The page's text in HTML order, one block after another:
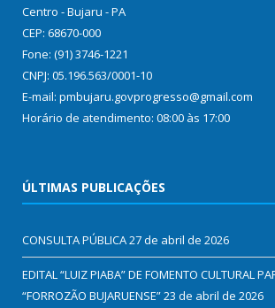
Centro - Bujaru - PA
CEP: 68670-000
Fone: (91) 3746-1221
CNPJ: 05.196.563/0001-10
E-mail: pmbujaru.govprogresso@gmail.com
Horário de atendimento: 08:00 às 17:00
ÚLTIMAS PUBLICAÇÕES
CONSULTA PÚBLICA27 de abril de 2026
EDITAL “LUIZ PIABA” DE FOMENTO CULTURAL
“FORROZÃO BUJARUENSE”23 de abril de 2026